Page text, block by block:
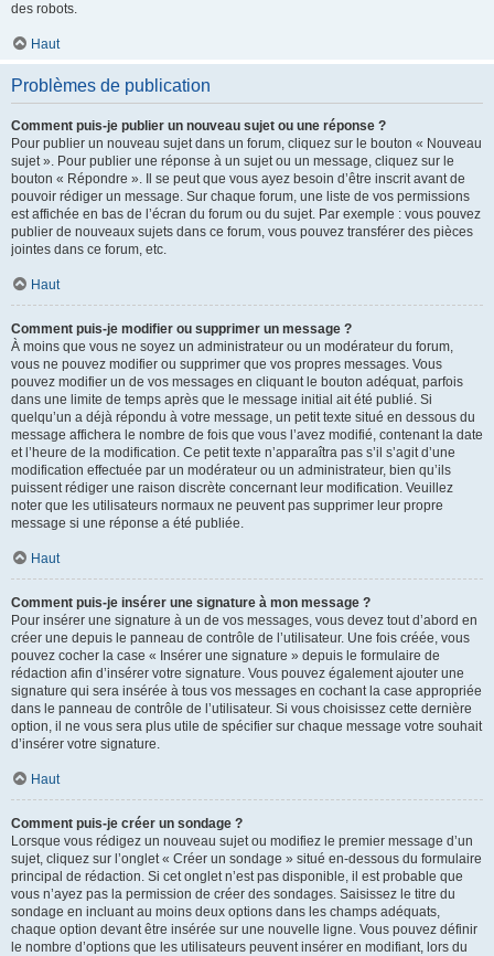
des robots.
Haut
Problèmes de publication
Comment puis-je publier un nouveau sujet ou une réponse ?
Pour publier un nouveau sujet dans un forum, cliquez sur le bouton « Nouveau
sujet ». Pour publier une réponse à un sujet ou un message, cliquez sur le
bouton « Répondre ». Il se peut que vous ayez besoin d’être inscrit avant de
pouvoir rédiger un message. Sur chaque forum, une liste de vos permissions
est affichée en bas de l’écran du forum ou du sujet. Par exemple : vous pouvez
publier de nouveaux sujets dans ce forum, vous pouvez transférer des pièces
jointes dans ce forum, etc.
Haut
Comment puis-je modifier ou supprimer un message ?
À moins que vous ne soyez un administrateur ou un modérateur du forum,
vous ne pouvez modifier ou supprimer que vos propres messages. Vous
pouvez modifier un de vos messages en cliquant le bouton adéquat, parfois
dans une limite de temps après que le message initial ait été publié. Si
quelqu’un a déjà répondu à votre message, un petit texte situé en dessous du
message affichera le nombre de fois que vous l’avez modifié, contenant la date
et l’heure de la modification. Ce petit texte n’apparaîtra pas s’il s’agit d’une
modification effectuée par un modérateur ou un administrateur, bien qu’ils
puissent rédiger une raison discrète concernant leur modification. Veuillez
noter que les utilisateurs normaux ne peuvent pas supprimer leur propre
message si une réponse a été publiée.
Haut
Comment puis-je insérer une signature à mon message ?
Pour insérer une signature à un de vos messages, vous devez tout d’abord en
créer une depuis le panneau de contrôle de l’utilisateur. Une fois créée, vous
pouvez cocher la case « Insérer une signature » depuis le formulaire de
rédaction afin d’insérer votre signature. Vous pouvez également ajouter une
signature qui sera insérée à tous vos messages en cochant la case appropriée
dans le panneau de contrôle de l’utilisateur. Si vous choisissez cette dernière
option, il ne vous sera plus utile de spécifier sur chaque message votre souhait
d’insérer votre signature.
Haut
Comment puis-je créer un sondage ?
Lorsque vous rédigez un nouveau sujet ou modifiez le premier message d’un
sujet, cliquez sur l’onglet « Créer un sondage » situé en-dessous du formulaire
principal de rédaction. Si cet onglet n’est pas disponible, il est probable que
vous n’ayez pas la permission de créer des sondages. Saisissez le titre du
sondage en incluant au moins deux options dans les champs adéquats,
chaque option devant être insérée sur une nouvelle ligne. Vous pouvez définir
le nombre d’options que les utilisateurs peuvent insérer en modifiant, lors du